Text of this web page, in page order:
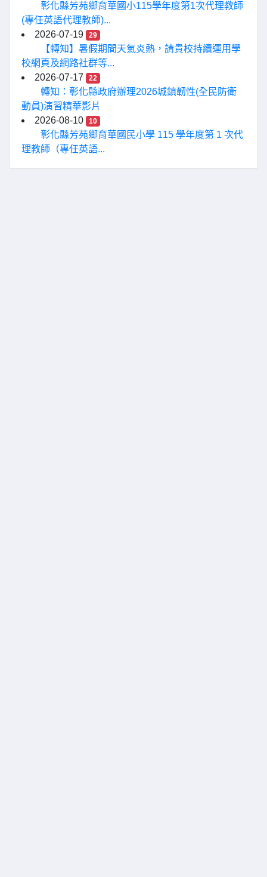
彰化縣芳苑鄉育華國小115學年度第1次代理教師
(專任英語代理教師)...
2026-07-19
29
【轉知】暑假期間天氣炎熱，請貴校持續運用學
校網頁及網路社群等...
2026-07-17
22
轉知：彰化縣政府辦理2026城鎮韌性(全民防衛
動員)演習精華影片
2026-08-10
10
彰化縣芳苑鄉育華國民小學 115 學年度第 1 次代
理教師（專任英語...